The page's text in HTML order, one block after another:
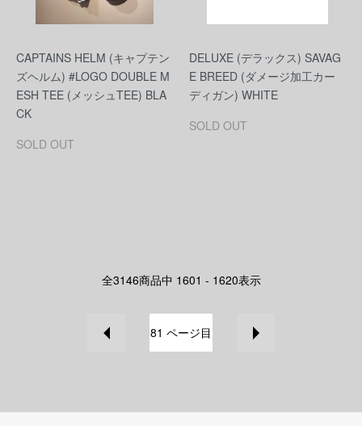
CAPTAINS HELM (キャプテン
ズヘルム) #LOGO DOUBLE M
ESH TEE (メッシュTEE) BLA
CK
SOLD OUT
DELUXE (デラックス) SAVAG
E BREED (ダメージ加工カー
ディガン) WHITE
SOLD OUT
全3146商品中 1601 - 1620表示
81 ページ目